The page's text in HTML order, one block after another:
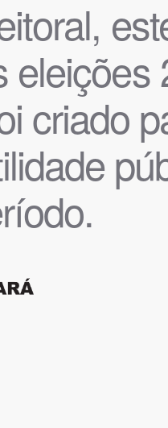
eleições
criado